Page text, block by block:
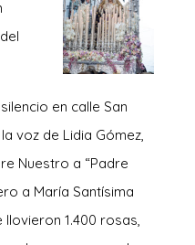
en calle San
voz de Lidia Gómez,
Nuestro a “Padre
a María Santísima
1.400 rosas,